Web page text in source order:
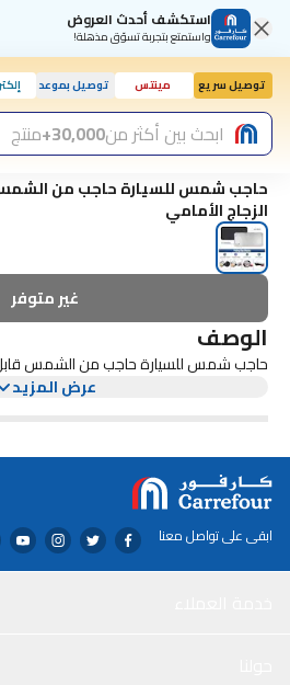
استكشف أحدث العروض
واستمتع بتجربة تسوّق مذهلة!
توصيل سريع مينتس توصيل بموعد
اليوم, 10:00 صابحث بين أكثر من30,000+ منتج
حاجب شمس للسيارة حاجب من
الزجاج الأمامي
غير متوفر
الوصف
حاجب شمس للسيارة حاجب من الشمس قابل
عرض المزيد
ابقى على تواصل معنا